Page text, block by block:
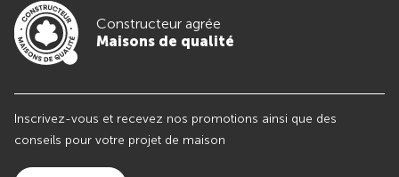
Constructeur agrée
Maisons de qualité
Inscrivez-vous et recevez nos promotions ainsi que des
conseils pour votre projet de maison